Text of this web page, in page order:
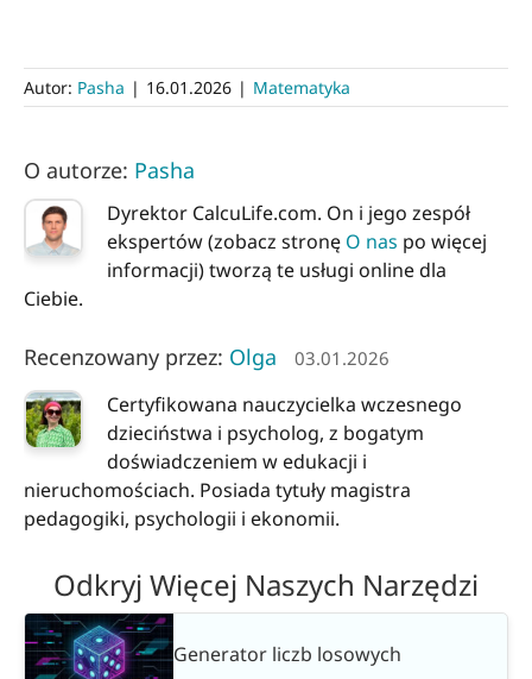
Autor: Pasha | 16.01.2026 | Matematyka
O autorze: Pasha
Dyrektor CalcuLife.com. On i jego zespół
ekspertów (zobacz stronę O nas po więcej
informacji) tworzą te usługi online dla
Ciebie.
Recenzowany przez: Olga 03.01.2026
Certyfikowana nauczycielka wczesnego
dzieciństwa i psycholog, z bogatym
doświadczeniem w edukacji i
nieruchomościach. Posiada tytuły magistra
pedagogiki, psychologii i ekonomii.
Odkryj Więcej Naszych Narzędzi
Generator liczb losowych